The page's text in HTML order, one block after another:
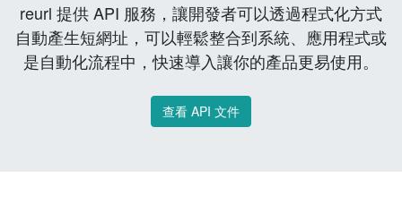
reurl 提供 API 服務，讓開發者可以透過程式化方式
自動產生短網址，可以輕鬆整合到系統、應用程式或
是自動化流程中，快速導入讓你的產品更易使用。
查看 API 文件